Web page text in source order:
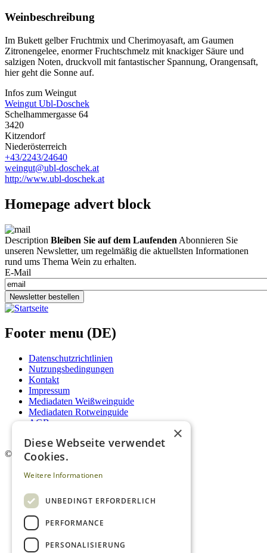
Weinbeschreibung
Im Bukett gelber Fruchtmix und Cherimoyasaft, am Gaumen
Zitronengelee, enormer Fruchtschmelz mit knackiger Säure und
salzigen Noten, druckvoll mit fantastischer Spannung, Orangensaft,
hier geht die Sonne auf.
Infos zum Weingut
Weingut Ubl-Doschek
Schelhammergasse 64
3420
Kitzendorf
Niederösterreich
+43/2243/24640
weingut@ubl-doschek.at
http://www.ubl-doschek.at
Homepage advert block
Description Bleiben Sie auf dem Laufenden Abonnieren Sie
unseren Newsletter, um regelmäßig die aktuellsten Informationen
rund ums Thema Wein zu erhalten.
E-Mail
Newsletter bestellen
Footer menu (DE)
Datenschutzrichtlinien
Nutzungsbedingungen
Kontakt
Impressum
Mediadaten Weißweinguide
Mediadaten Rotweinguide
AGB
© 2026. Alle Rechte vorbehalten.
×
Diese Webseite verwendet
Cookies.
Weitere Informationen
UNBEDINGT ERFORDERLICH
PERFORMANCE
PERSONALISIERUNG